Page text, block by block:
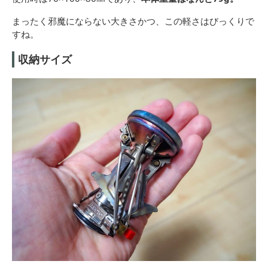
まったく邪魔にならない大きさかつ、この軽さはびっくりで
すね。
収納サイズ